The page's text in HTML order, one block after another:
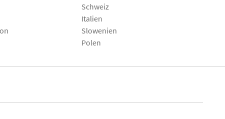
Schweiz
Italien
Slowenien
Polen